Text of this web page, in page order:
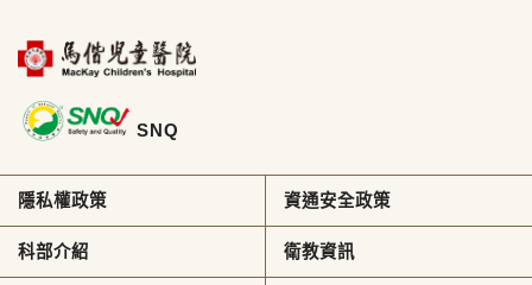
SNQ
隱私權政策 資通安全政策
科部介紹 衛教資訊